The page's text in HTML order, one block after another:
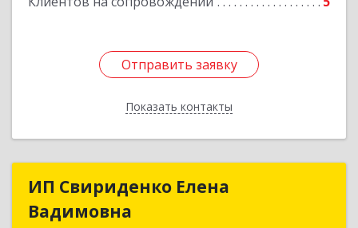
Отправить заявку
Показать контакты
Отправить заявку
Назад
ИП Свириденко Елена
Вадимовна
ИП Свириденко Елена